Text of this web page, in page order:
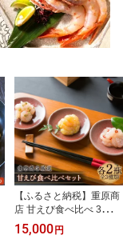
【ふるさと納税】重原商
店 甘えび食べ比べ 3種セ
ット（2瓶ずつ） 塩辛 え
びわさび 味噌仕込み 珍
15,000円